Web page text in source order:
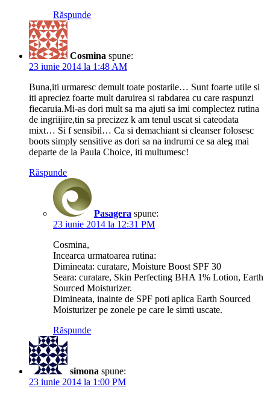
Răspunde
Cosmina spune:
23 iunie 2014 la 1:48 AM
Buna,iti urmaresc demult toate postarile… Sunt foarte utile si
iti apreciez foarte mult daruirea si rabdarea cu care raspunzi
fiecaruia.Mi-as dori mult sa ma ajuti sa imi complectez rutina
de ingriijire,tin sa precizez k am tenul uscat si cateodata
mixt… Si f sensibil… Ca si demachiant si cleanser folosesc
boots simply sensitive as dori sa na indrumi ce sa aleg mai
departe de la Paula Choice, iti multumesc!
Răspunde
Pasagera spune:
23 iunie 2014 la 12:31 PM
Cosmina,
Incearca urmatoarea rutina:
Dimineata: curatare, Moisture Boost SPF 30
Seara: curatare, Skin Perfecting BHA 1% Lotion, Earth
Sourced Moisturizer.
Dimineata, inainte de SPF poti aplica Earth Sourced
Moisturizer pe zonele pe care le simti uscate.
Răspunde
simona spune:
23 iunie 2014 la 1:00 PM